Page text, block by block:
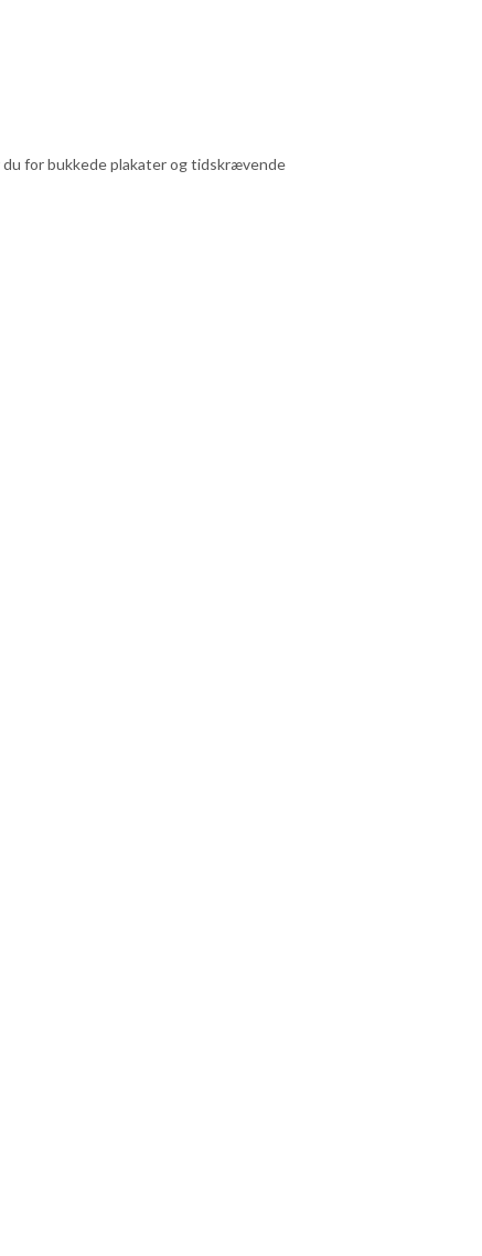
du for bukkede plakater og tidskrævende